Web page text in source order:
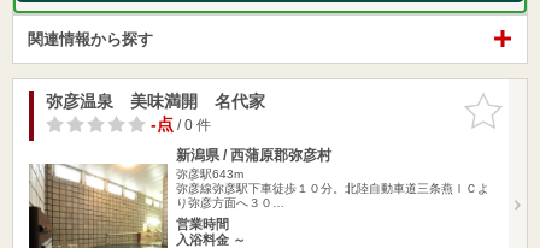
関連情報から探す
お気に入
りに追加
弥彦温泉 美味満開 名代家
-点/ 0 件
新潟県 / 西蒲原郡弥彦村
弥彦駅643m
弥彦線弥彦駅下車徒歩１０分。北陸自動車道三条燕ＩＣよ
り弥彦方面へ３０…
営業時間
入浴料金 ～